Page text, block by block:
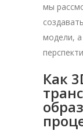
мы
модели,
Как